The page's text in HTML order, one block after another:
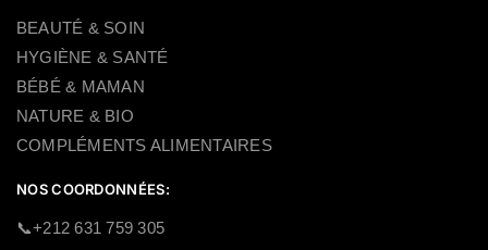
BEAUTÉ & SOIN
HYGIÈNE & SANTÉ
BÉBÉ & MAMAN
NATURE & BIO
COMPLÉMENTS ALIMENTAIRES
NOS COORDONNÉES:
​📞+212 631 759 305